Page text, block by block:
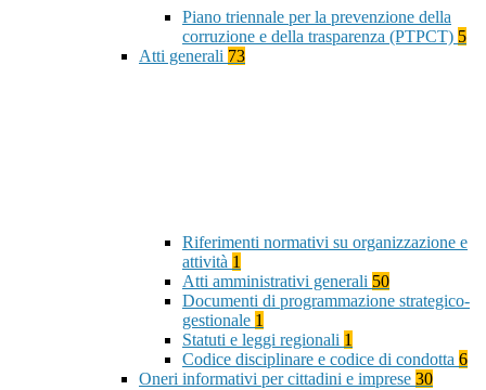
Piano triennale per la prevenzione della
corruzione e della trasparenza (PTPCT) 5
Atti generali 73
Riferimenti normativi su organizzazione e
attività 1
Atti amministrativi generali 50
Documenti di programmazione strategico-
gestionale 1
Statuti e leggi regionali 1
Codice disciplinare e codice di condotta 6
Oneri informativi per cittadini e imprese 30